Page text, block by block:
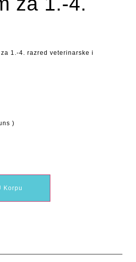
1.-4. razred veterinarske i
)
Korpu